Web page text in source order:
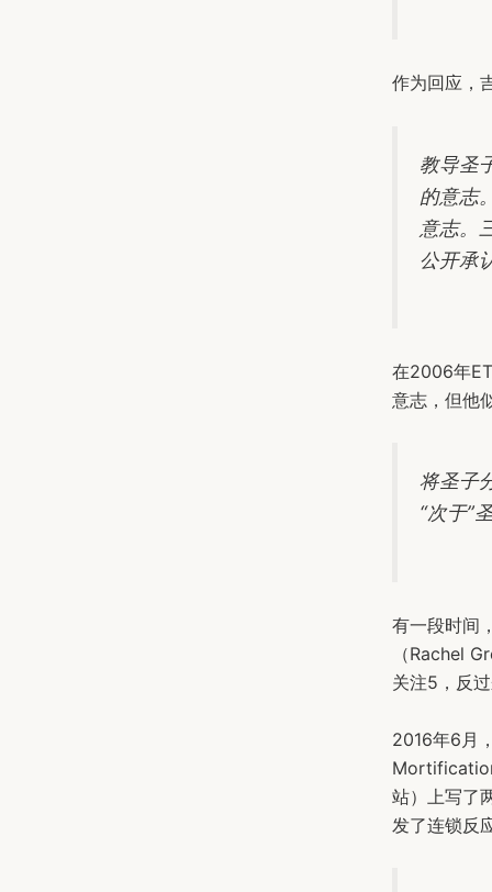
作为回应，
教导圣
的意志
意志。
公开承
在2006年
意志，但他
将圣子
“次于”
有一段时间
（Rachel
关注5，反
2016年6月
站）上写了
发了连锁反